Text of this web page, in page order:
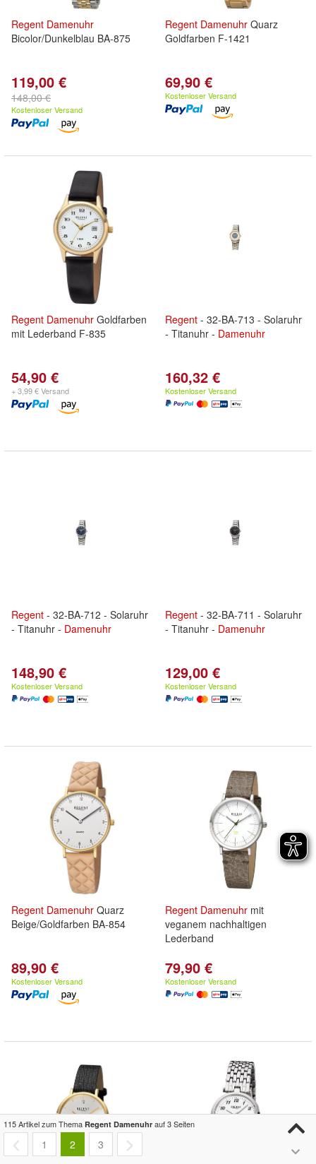
Regent Damenuhr
Bicolor/Dunkelblau BA-875
119,00 €
148,00 €
Kostenloser Versand
Regent Damenuhr Quarz
Goldfarben F-1421
69,90 €
Kostenloser Versand
Regent Damenuhr Goldfarben
mit Lederband F-835
54,90 €
+ 3,99 € Versand
Regent - 32-BA-713 - Solaruhr
- Titanuhr - Damenuhr
160,32 €
Kostenloser Versand
Regent - 32-BA-712 - Solaruhr
- Titanuhr - Damenuhr
148,90 €
Kostenloser Versand
Regent - 32-BA-711 - Solaruhr
- Titanuhr - Damenuhr
129,00 €
Kostenloser Versand
Regent Damenuhr Quarz
Beige/Goldfarben BA-854
89,90 €
Kostenloser Versand
Regent Damenuhr mit
veganem nachhaltigen
Lederband
79,90 €
Kostenloser Versand
115 Artikel zum Thema Regent Damenuhr auf 3 Seiten
1 2 3